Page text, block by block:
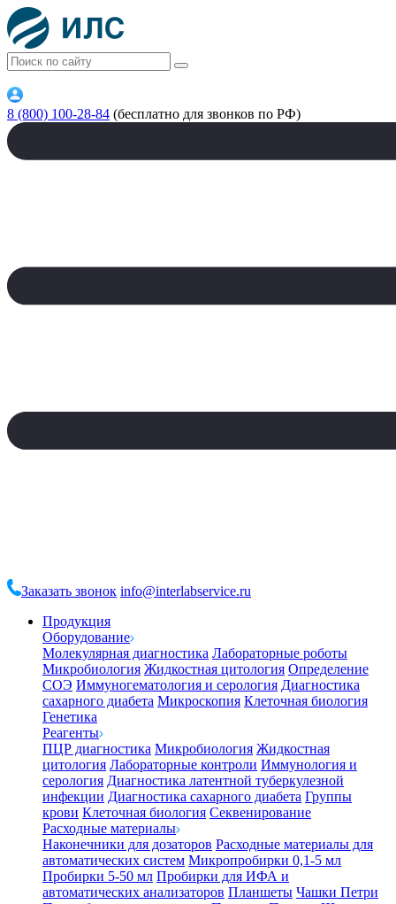
8 (800) 100-28-84 (бесплатно для звонков по РФ)
Заказать звонок info@interlabservice.ru
Продукция
Оборудование
Молекулярная диагностика Лабораторные роботы
Микробиология Жидкостная цитология Определение
СОЭ Иммуногематология и серология Диагностика
сахарного диабета Микроскопия Клеточная биология
Генетика
Реагенты
ПЦР диагностика Микробиология Жидкостная
цитология Лабораторные контроли Иммунология и
серология Диагностика латентной туберкулезной
инфекции Диагностика сахарного диабета Группы
крови Клеточная биология Секвенирование
Расходные материалы
Наконечники для дозаторов Расходные материалы для
автоматических систем Микропробирки 0,1-5 мл
Пробирки 5-50 мл Пробирки для ИФА и
автоматических анализаторов Планшеты Чашки Петри